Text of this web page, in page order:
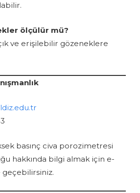
ölçülür mü?
ve erişilebilir gözeneklere
basınç civa porozimetresi
hakkında bilgi almak için e-